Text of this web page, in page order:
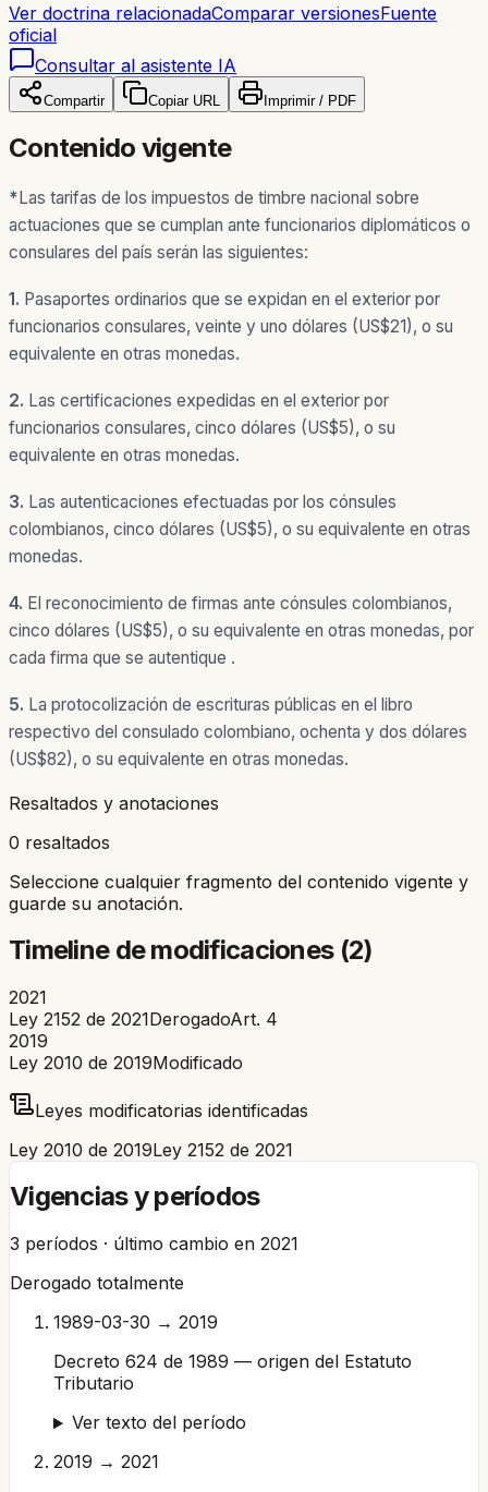
Ver doctrina relacionadaComparar versionesFuente
oficial
Consultar al asistente IA
Compartir Copiar URL Imprimir / PDF
Contenido vigente
*Las tarifas de los impuestos de timbre nacional sobre
actuaciones que se cumplan ante funcionarios diplomáticos o
consulares del país serán las siguientes:
1. Pasaportes ordinarios que se expidan en el exterior por
funcionarios consulares, veinte y uno dólares (US$21), o su
equivalente en otras monedas.
2. Las certificaciones expedidas en el exterior por
funcionarios consulares, cinco dólares (US$5), o su
equivalente en otras monedas.
3. Las autenticaciones efectuadas por los cónsules
colombianos, cinco dólares (US$5), o su equivalente en otras
monedas.
4. El reconocimiento de firmas ante cónsules colombianos,
cinco dólares (US$5), o su equivalente en otras monedas, por
cada firma que se autentique .
5. La protocolización de escrituras públicas en el libro
respectivo del consulado colombiano, ochenta y dos dólares
(US$82), o su equivalente en otras monedas.
Resaltados y anotaciones
0 resaltados
Seleccione cualquier fragmento del contenido vigente y
guarde su anotación.
Timeline de modificaciones (2)
2021
Ley 2152 de 2021DerogadoArt. 4
2019
Ley 2010 de 2019Modificado
Leyes modificatorias identificadas
Ley 2010 de 2019Ley 2152 de 2021
Vigencias y períodos
3 períodos · último cambio en 2021
Derogado totalmente
1989-03-30 → 2019
Decreto 624 de 1989 — origen del Estatuto
Tributario
Ver texto del período
2019 → 2021